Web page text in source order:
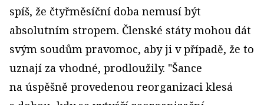
spíš, že čtyřměsíční doba nemusí být
absolutním stropem. Členské státy mohou dát
svým soudům pravomoc, aby ji v případě, že to
uznají za vhodné, prodloužily. "Šance
na úspěšně provedenou reorganizaci klesá